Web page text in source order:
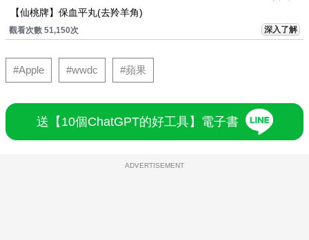
【仙桃牌】保血平丸(去羚羊角)
觀看次數 51,150次 深入了解
#Apple #wwdc #蘋果
送【10個ChatGPT的好工具】電子書
ADVERTISEMENT